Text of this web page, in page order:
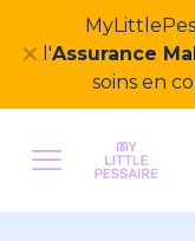
l'Assurance
soins en
✕